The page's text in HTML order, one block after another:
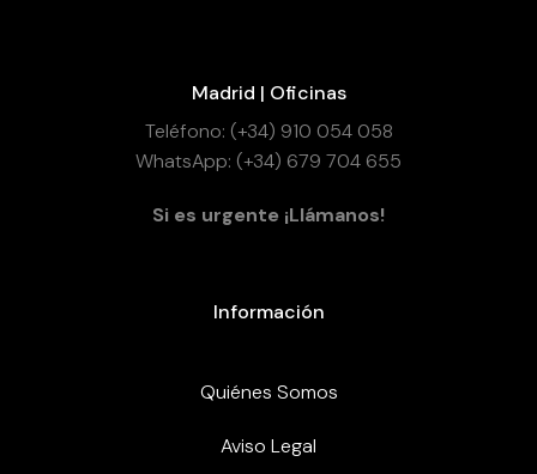
Madrid | Oficinas
Teléfono: (+34) 910 054 058
WhatsApp: (+34) 679 704 655
Si es urgente ¡Llámanos!
Información
Quiénes Somos
Aviso Legal